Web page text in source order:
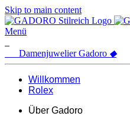
Skip to main content
Menü
Damenjuwelier Gadoro ◆
Willkommen
Rolex
Über Gadoro